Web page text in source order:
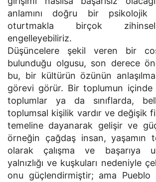
anlamını doğru bir psikolojik
oturtmakla birçok zihinsel
engelleyebiliriz.
Düşüncelere şekil veren bir
bulunduğu olgusu, son derece
bu, bir kültürün özünün
görevi görür. Bir toplumun içinde
toplumlar ya da sınıflarda,
toplumsal kişilik vardır ve değişik
temeline dayanarak gelişir ve
örneğin çağdaş insan, yaşamın
olarak çalışma ve başarıya
yalnızlığı ve kuşkuları nedeniyle
onu güçlendirmiştir; ama Pueblo